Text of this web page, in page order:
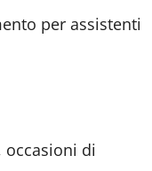
per assistenti
occasioni di